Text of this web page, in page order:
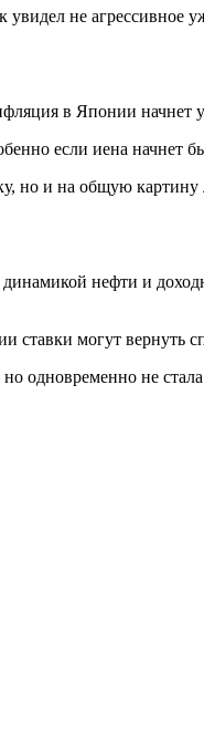
не агрессивное
в Японии начнет
если иена начнет
но и на общую
нефти и
могут вернуть
одновременно не